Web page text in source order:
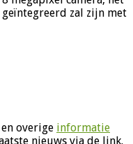
zal zijn met
overige informatie
nieuws via de link.